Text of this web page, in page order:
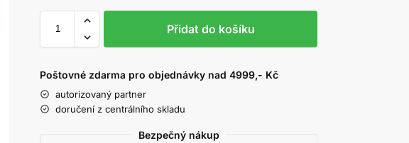
Přidat do košíku
Poštovné zdarma pro objednávky nad 4999,- Kč
autorizovaný partner
doručení z centrálního skladu
Bezpečný nákup